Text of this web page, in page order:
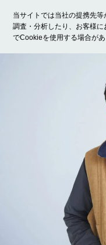
当サイトでは当社の提携先
調査・分析したり、お客様
でCookieを使用する場合があ
ホーム モデル募集